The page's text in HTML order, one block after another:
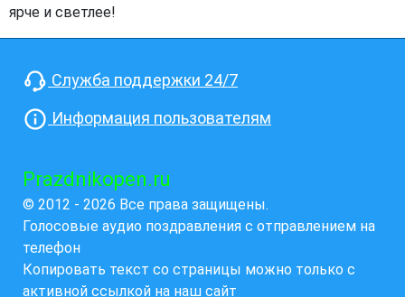
ярче и светлее!
Служба поддержки 24/7
Информация пользователям
Prazdnikopen.ru
© 2012 - 2026 Все права защищены.
Голосовые аудио поздравления с отправлением на
телефон
Копировать текст со страницы можно только с
активной ссылкой на наш сайт